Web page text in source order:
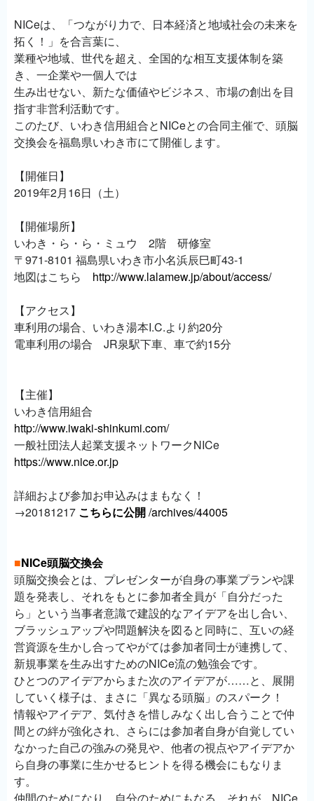
NICeは、「つながり力で、日本経済と地域社会の未来を
拓く！」を合言葉に、
業種や地域、世代を超え、全国的な相互支援体制を築
き、一企業や一個人では
生み出せない、新たな価値やビジネス、市場の創出を目
指す非営利活動です。
このたび、いわき信用組合とNICeとの合同主催で、頭脳
交換会を福島県いわき市にて開催します。
【開催日】
2019年2月16日（土）
【開催場所】
いわき・ら・ら・ミュウ 2階 研修室
〒971-8101 福島県いわき市小名浜辰巳町43-1
地図はこちら http://www.lalamew.jp/about/access/
【アクセス】
車利用の場合、いわき湯本I.C.より約20分
電車利用の場合 JR泉駅下車、車で約15分
【主催】
いわき信用組合
http://www.iwaki-shinkumi.com/
一般社団法人起業支援ネットワークNICe
https://www.nice.or.jp
詳細および参加お申込みはまもなく！
→20181217 こちらに公開/archives/44005
■NICe頭脳交換会
頭脳交換会とは、プレゼンターが自身の事業プランや課
題を発表し、それをもとに参加者全員が「自分だった
ら」という当事者意識で建設的なアイデアを出し合い、
ブラッシュアップや問題解決を図ると同時に、互いの経
営資源を生かし合ってやがては参加者同士が連携して、
新規事業を生み出すためのNICe流の勉強会です。
ひとつのアイデアからまた次のアイデアが……と、展開
していく様子は、まさに「異なる頭脳」のスパーク！
情報やアイデア、気付きを惜しみなく出し合うことで仲
間との絆が強化され、さらには参加者自身が自覚してい
なかった自己の強みの発見や、他者の視点やアイデアか
ら自身の事業に生かせるヒントを得る機会にもなりま
す。